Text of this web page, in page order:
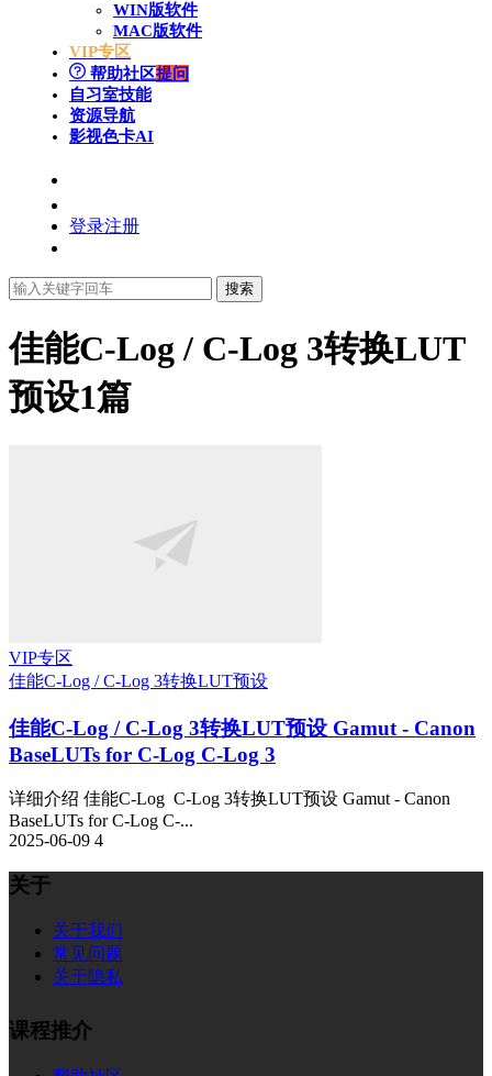
WIN版软件
MAC版软件
VIP专区
帮助社区提问
自习室技能
资源导航
影视色卡AI
登录注册
搜索
佳能C-Log / C-Log 3转换LUT
预设1篇
VIP专区
佳能C-Log / C-Log 3转换LUT预设
佳能C-Log / C-Log 3转换LUT预设 Gamut - Canon
BaseLUTs for C-Log C-Log 3
详细介绍 佳能C-Log C-Log 3转换LUT预设 Gamut - Canon
BaseLUTs for C-Log C-...
2025-06-09 4
关于
关于我们
常见问题
关于隐私
课程推介